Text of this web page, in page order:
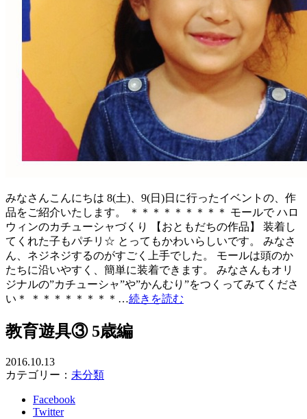
みなさんこんにちは 8(土)、9(日)日に行ったイベントの、作
品をご紹介いたします。 ＊＊＊＊＊＊＊＊＊ モールで ハロ
ウィンのカチューシャづくり 【おともだちの作品】 装着し
てくれた子もパチリ☆ とってもかわいらしいです。 みなさ
ん、ネジネジするのがすごく上手でした。 モールは頭のか
たちに沿いやすく、簡単に装着できます。 みなさんもオリ
ジナルの”カチューシャ”や”かんむり”をつくってみてくださ
い＊ ＊＊＊＊＊＊＊＊…続きを読む
教育遊具③ 5歳編
2016.10.13
カテゴリー： 未分類
Facebook
Twitter